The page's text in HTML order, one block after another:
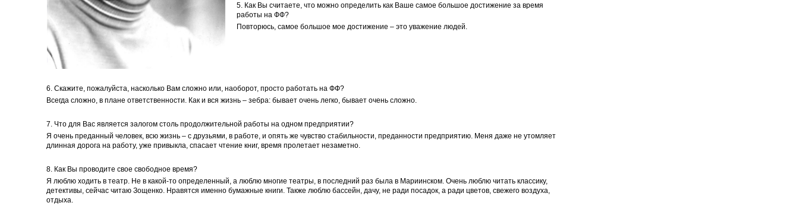
5. Как Вы считаете, что можно определить как Ваше самое большое достижение за время
работы на ФФ?
Повторюсь, самое большое мое достижение – это уважение людей.
6. Скажите, пожалуйста, насколько Вам сложно или, наоборот, просто работать на ФФ?
Всегда сложно, в плане ответственности. Как и вся жизнь – зебра: бывает очень легко, бывает очень сложно.
7. Что для Вас является залогом столь продолжительной работы на одном предприятии?
Я очень преданный человек, всю жизнь – с друзьями, в работе, и опять же чувство стабильности, преданности предприятию. Меня даже не утомляет
длинная дорога на работу, уже привыкла, спасает чтение книг, время пролетает незаметно.
8. Как Вы проводите свое свободное время?
Я люблю ходить в театр. Не в какой-то определенный, а люблю многие театры, в последний раз была в Мариинском. Очень люблю читать классику,
детективы, сейчас читаю Зощенко. Нравятся именно бумажные книги. Также люблю бассейн, дачу, не ради посадок, а ради цветов, свежего воздуха,
отдыха.